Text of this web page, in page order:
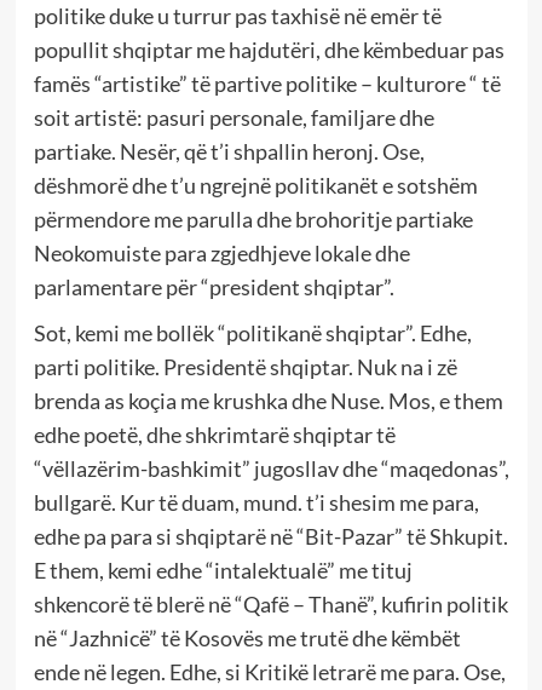
politike duke u turrur pas taxhisë në emër të
popullit shqiptar me hajdutëri, dhe këmbeduar pas
famës “artistike” të partive politike – kulturore “ të
soit artistë: pasuri personale, familjare dhe
partiake. Nesër, që t’i shpallin heronj. Ose,
dëshmorë dhe t’u ngrejnë politikanët e sotshëm
përmendore me parulla dhe brohoritje partiake
Neokomuiste para zgjedhjeve lokale dhe
parlamentare për “president shqiptar”.
Sot, kemi me bollëk “politikanë shqiptar”. Edhe,
parti politike. Presidentë shqiptar. Nuk na i zë
brenda as koçia me krushka dhe Nuse. Mos, e them
edhe poetë, dhe shkrimtarë shqiptar të
“vëllazërim-bashkimit” jugosllav dhe “maqedonas”,
bullgarë. Kur të duam, mund. t’i shesim me para,
edhe pa para si shqiptarë në “Bit-Pazar” të Shkupit.
E them, kemi edhe “intalektualë” me tituj
shkencorë të blerë në “Qafë – Thanë”, kufirin politik
në “Jazhnicë” të Kosovës me trutë dhe këmbët
ende në legen. Edhe, si Kritikë letrarë me para. Ose,